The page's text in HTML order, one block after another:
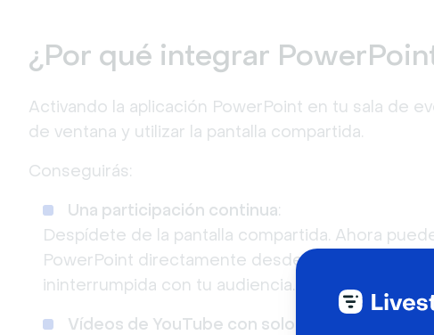
¿Por qué integrar
Activando la aplicación PowerPoint en tu sala de
de ventana y utilizar la pantalla compartida.
Conseguirás:
Una participación continua:
Despídete de la pantalla compartida. Ahora
PowerPoint directamente desde la sala de
ininterrumpida con tu audiencia.
Vídeos de YouTube con solo pulsar un botón